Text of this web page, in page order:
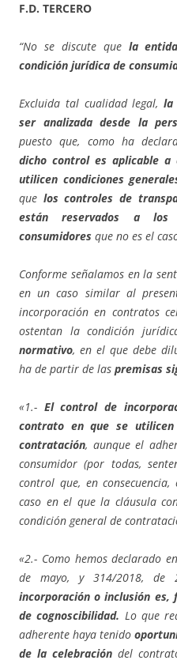
F.D. TERCERO
“No se discute que la
condición jurídica de
Excluida tal cualidad legal, la
ser analizada desde la
puesto que, como ha
dicho control es aplicable
utilicen condiciones
que los controles de
están reservados a los
consumidores que no es el
Conforme señalamos en la
en un caso similar al
incorporación en contratos
ostentan la condición
normativo, en el que debe
ha de partir de las premisas
«1.- El control de
contrato en que se utilicen
contratación, aunque el
consumidor (por todas,
control que, en
caso en el que la cláusula
condición general de
«2.- Como hemos declarado
de mayo, y 314/2018, de
incorporación o inclusión
de cognoscibilidad. Lo que
adherente haya tenido
de la celebracióndel